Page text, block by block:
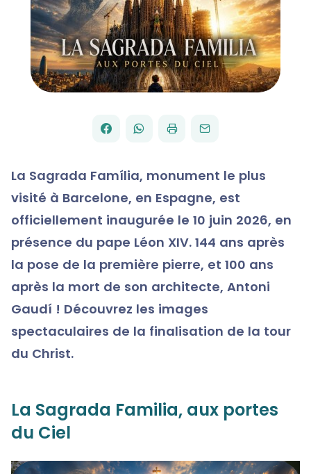
PARTAGER
FACEBOOK
PARTAGER
WHATSAPP
IMPRIMERENVOYER
PAR
EMAIL
La Sagrada Família, monument le plus
visité à Barcelone, en Espagne, est
officiellement inaugurée le 10 juin 2026, en
présence du pape Léon XIV. 144 ans après
la pose de la première pierre, et 100 ans
après la mort de son architecte, Antoni
Gaudí ! Découvrez les images
spectaculaires de la finalisation de la tour
du Christ.
La Sagrada Familia, aux portes
du Ciel